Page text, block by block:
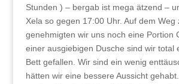
Stunden ) – bergab ist mega ätzend –
Xela so gegen 17:00 Uhr. Auf dem Weg
genehmigten wir uns noch eine Portion
einer ausgiebigen Dusche sind wir total
Bett gefallen. Wir sind ein wenig
hätten wir eine bessere Aussicht